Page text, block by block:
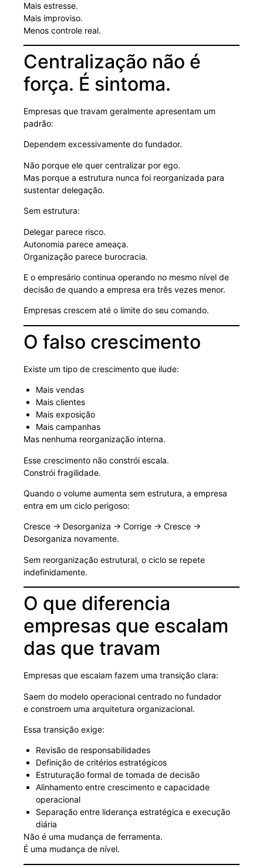
Mais estresse.
Mais improviso.
Menos controle real.
Centralização não é
força. É sintoma.
Empresas que travam geralmente apresentam um
padrão:
Dependem excessivamente do fundador.
Não porque ele quer centralizar por ego.
Mas porque a estrutura nunca foi reorganizada para
sustentar delegação.
Sem estrutura:
Delegar parece risco.
Autonomia parece ameaça.
Organização parece burocracia.
E o empresário continua operando no mesmo nível de
decisão de quando a empresa era três vezes menor.
Empresas crescem até o limite do seu comando.
O falso crescimento
Existe um tipo de crescimento que ilude:
Mais vendas
Mais clientes
Mais exposição
Mais campanhas
Mas nenhuma reorganização interna.
Esse crescimento não constrói escala.
Constrói fragilidade.
Quando o volume aumenta sem estrutura, a empresa
entra em um ciclo perigoso:
Cresce → Desorganiza → Corrige → Cresce →
Desorganiza novamente.
Sem reorganização estrutural, o ciclo se repete
indefinidamente.
O que diferencia
empresas que escalam
das que travam
Empresas que escalam fazem uma transição clara:
Saem do modelo operacional centrado no fundador
e constroem uma arquitetura organizacional.
Essa transição exige:
Revisão de responsabilidades
Definição de critérios estratégicos
Estruturação formal de tomada de decisão
Alinhamento entre crescimento e capacidade
operacional
Separação entre liderança estratégica e execução
diária
Não é uma mudança de ferramenta.
É uma mudança de nível.